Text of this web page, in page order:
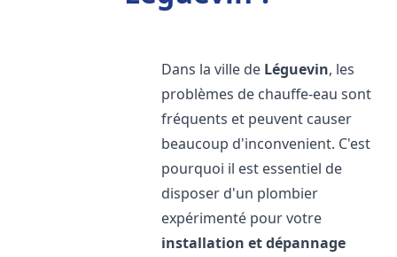
Dans la ville de Léguevin, les
problèmes de chauffe-eau sont
fréquents et peuvent causer
beaucoup d'inconvenient. C'est
pourquoi il est essentiel de
disposer d'un plombier
expérimenté pour votre
installation et dépannage